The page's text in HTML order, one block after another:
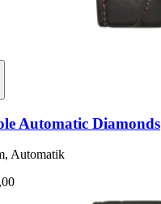
Automatic Diamonds
Automatik